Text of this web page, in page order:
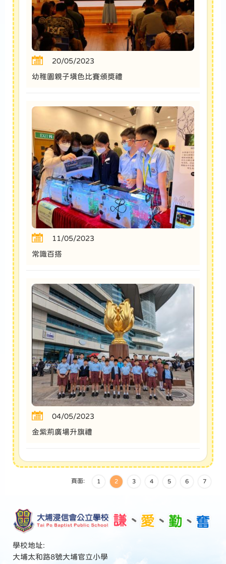
20/05/2023
幼稚園親子填色比賽頒獎禮
11/05/2023
常識百搭
04/05/2023
金紫荊廣場升旗禮
頁面: 1 2 3 4 5 6 7
學校地址:
大埔太和路8號大埔官立小學